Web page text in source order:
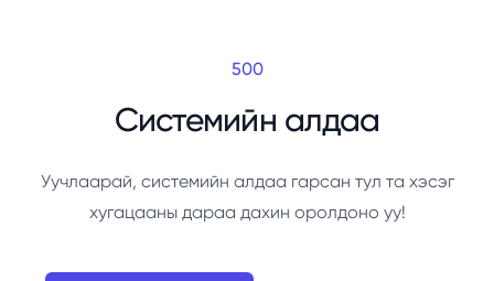
500
Системийн алдаа
Уучлаарай, системийн алдаа гарсан тул та хэсэг
хугацааны дараа дахин оролдоно уу!